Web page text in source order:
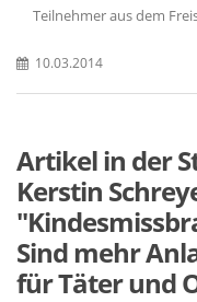
Teilnehmer aus dem
10.03.2014
Artikel in der
Kerstin
Sind mehr
für Täter und